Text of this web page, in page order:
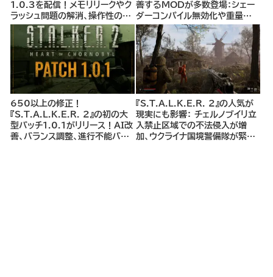
1.0.3を配信！メモリリークやク
ラッシュ問題の解消、操作性の向
上、クエスト関連バグの修正、AI
の改良、セーブデータの安定化な
ど
善するMODが多数登場：シェー
ダーコンパイル無効化や重量制
限解除MODなど、プレイヤー体
験を大幅に向上させるMODを
紹介
650以上の修正！
『S.T.A.L.K.E.R. 2』の初の大
型パッチ1.0.1がリリース！AI改
善、バランス調整、進行不能バグ
『S.T.A.L.K.E.R. 2』の人気が
現実にも影響： チェルノブイリ立
入禁止区域での不法侵入が増
加、ウクライナ国境警備隊が緊急